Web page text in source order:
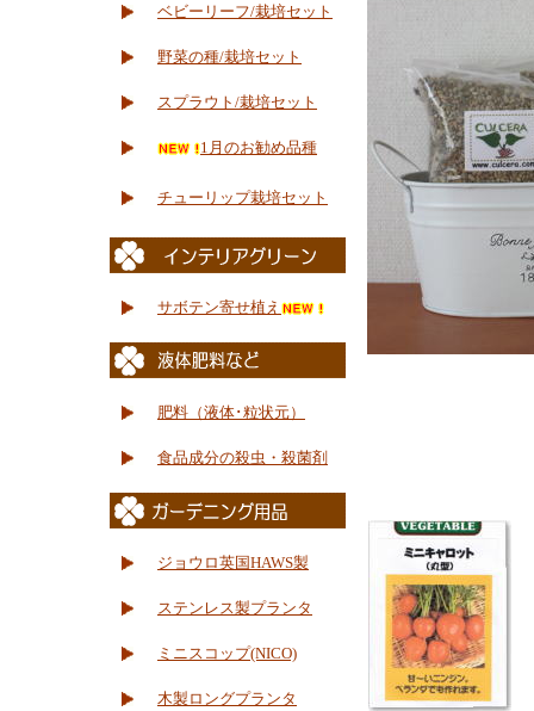
ベビーリーフ/栽培セット
野菜の種/栽培セット
スプラウト/栽培セット
1月のお勧め品種
チューリップ栽培セット
サボテン寄せ植え
肥料（液体･粒状元）
食品成分の殺虫・殺菌剤
ジョウロ英国HAWS製
ステンレス製プランタ
ミニスコップ(NICO)
木製ロングプランタ